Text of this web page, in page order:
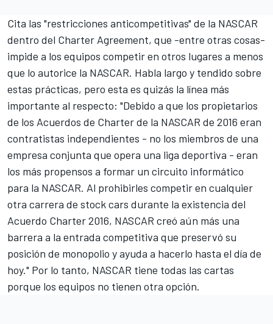
Cita las "restricciones anticompetitivas" de la NASCAR
dentro del Charter Agreement, que -entre otras cosas-
impide a los equipos competir en otros lugares a menos
que lo autorice la NASCAR. Habla largo y tendido sobre
estas prácticas, pero esta es quizás la línea más
importante al respecto: "Debido a que los propietarios
de los Acuerdos de Charter de la NASCAR de 2016 eran
contratistas independientes - no los miembros de una
empresa conjunta que opera una liga deportiva - eran
los más propensos a formar un circuito informático
para la NASCAR. Al prohibirles competir en cualquier
otra carrera de stock cars durante la existencia del
Acuerdo Charter 2016, NASCAR creó aún más una
barrera a la entrada competitiva que preservó su
posición de monopolio y ayuda a hacerlo hasta el día de
hoy." Por lo tanto, NASCAR tiene todas las cartas
porque los equipos no tienen otra opción.